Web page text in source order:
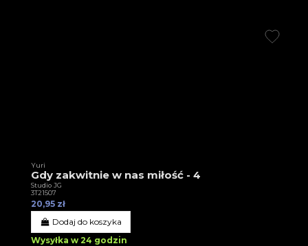
Yuri
Gdy zakwitnie w nas miłość - 4
Studio JG
3T21507
20,95 zł
Dodaj do koszyka
Wysyłka w 24 godzin